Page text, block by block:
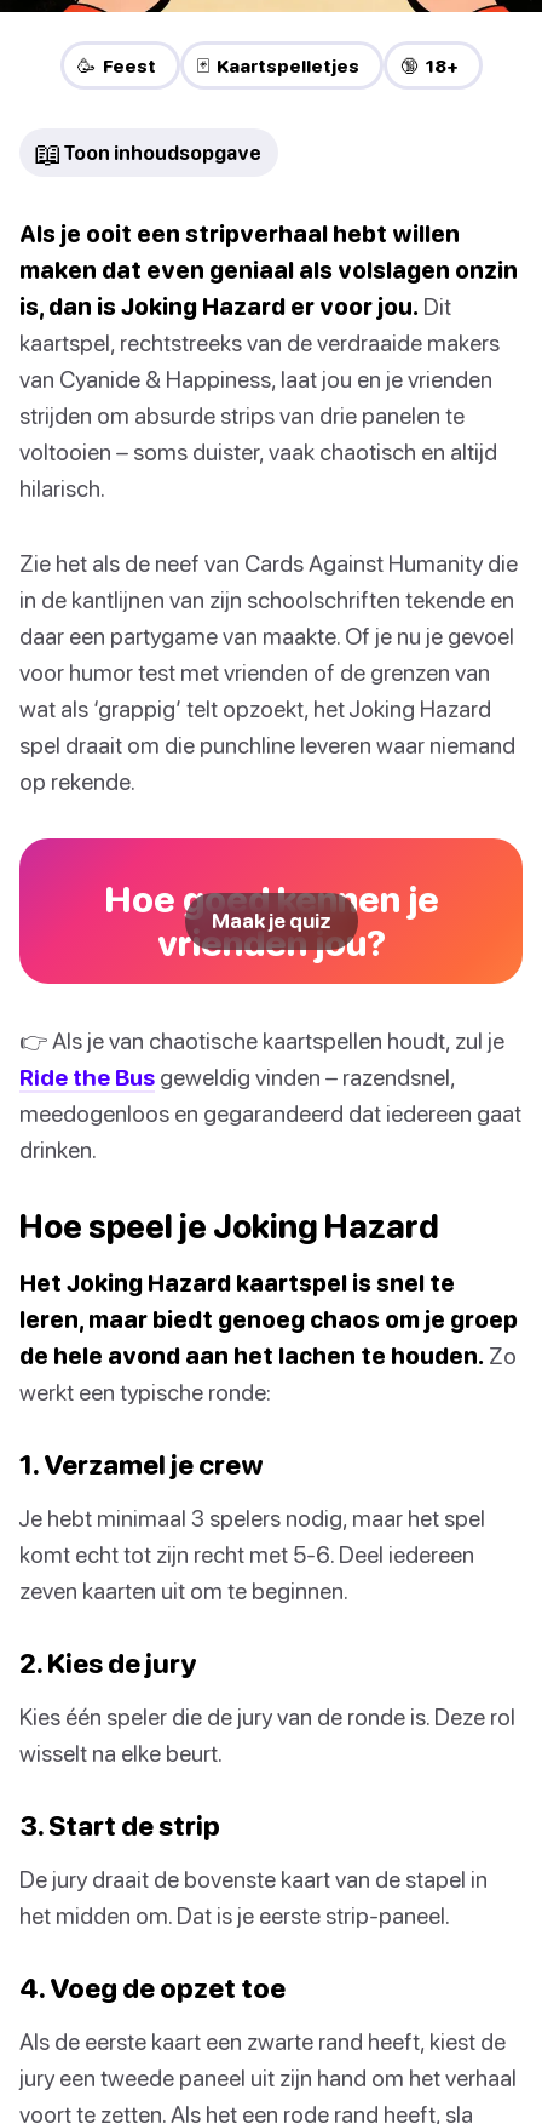
🥳 Feest 🃏 Kaartspelletjes 🔞 18+
📖 Toon inhoudsopgave
Als je ooit een stripverhaal hebt willen
maken dat even geniaal als volslagen onzin
is, dan is Joking Hazard er voor jou. Dit
kaartspel, rechtstreeks van de verdraaide makers
van Cyanide & Happiness, laat jou en je vrienden
strijden om absurde strips van drie panelen te
voltooien – soms duister, vaak chaotisch en altijd
hilarisch.
Zie het als de neef van Cards Against Humanity die
in de kantlijnen van zijn schoolschriften tekende en
daar een partygame van maakte. Of je nu je gevoel
voor humor test met vrienden of de grenzen van
wat als ‘grappig’ telt opzoekt, het Joking Hazard
spel draait om die punchline leveren waar niemand
op rekende.
Hoe goed kennen je
vrienden jou?
Maak je quiz
👉 Als je van chaotische kaartspellen houdt, zul je
Ride the Bus geweldig vinden – razendsnel,
meedogenloos en gegarandeerd dat iedereen gaat
drinken.
Hoe speel je Joking Hazard
Het Joking Hazard kaartspel is snel te
leren, maar biedt genoeg chaos om je groep
de hele avond aan het lachen te houden. Zo
werkt een typische ronde:
1. Verzamel je crew
Je hebt minimaal 3 spelers nodig, maar het spel
komt echt tot zijn recht met 5-6. Deel iedereen
zeven kaarten uit om te beginnen.
2. Kies de jury
Kies één speler die de jury van de ronde is. Deze rol
wisselt na elke beurt.
3. Start de strip
De jury draait de bovenste kaart van de stapel in
het midden om. Dat is je eerste strip-paneel.
4. Voeg de opzet toe
Als de eerste kaart een zwarte rand heeft, kiest de
jury een tweede paneel uit zijn hand om het verhaal
voort te zetten. Als het een rode rand heeft, sla